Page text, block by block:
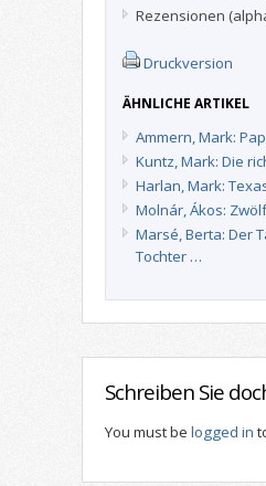
Rezensionen
Druckversion
ÄHNLICHE ARTIKEL
Ammern, Mark:
Kuntz, Mark: Die
Harlan, Mark:
Molnár, Ákos:
Marsé, Berta: Der
Tochter …
Schreiben Sie
You must be logged in